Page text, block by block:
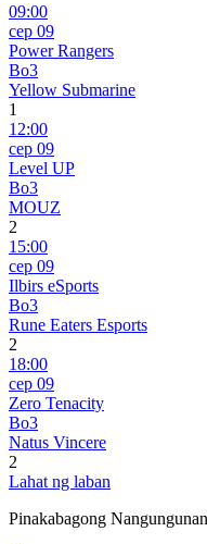
09:00
сер 09
Power Rangers
Bo3
Yellow Submarine
1
12:00
сер 09
Level UP
Bo3
MOUZ
2
15:00
сер 09
Ilbirs eSports
Bo3
Rune Eaters Esports
2
18:00
сер 09
Zero Tenacity
Bo3
Natus Vincere
2
Lahat ng laban
Pinakabagong